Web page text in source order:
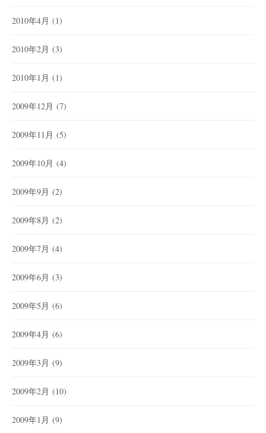
2010年4月 (1)
2010年2月 (3)
2010年1月 (1)
2009年12月 (7)
2009年11月 (5)
2009年10月 (4)
2009年9月 (2)
2009年8月 (2)
2009年7月 (4)
2009年6月 (3)
2009年5月 (6)
2009年4月 (6)
2009年3月 (9)
2009年2月 (10)
2009年1月 (9)